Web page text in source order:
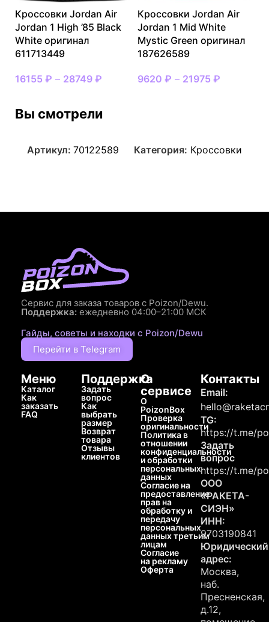
Кроссовки Jordan Air
Jordan 1 High ’85 Black
White оригинал
611713449
16155 ₽ – 28749 ₽
Кроссовки Jordan Air
Jordan 1 Mid White
Mystic Green оригинал
187626589
9620 ₽ – 21975 ₽
Вы смотрели
Артикул: 70122589 Категория: Кроссовки
Сервис для заказа товаров с Poizon/Dewu.
Поддержка: ежедневно 04:00–21:00 МСК
Гайды, советы и находки с Poizon/Dewu
Перейти в Telegram
Меню
Каталог
Как
заказать
FAQ
Поддержка
Задать
вопрос
Как
выбрать
размер
Возврат
товара
Отзывы
клиентов
О
сервисе
О
PoizonBox
Проверка
оригинальности
Политика в
отношении
конфиденциальности
и обработки
персональных
данных
Согласие на
предоставление
прав на
обработку и
передачу
персональных
данных третьим
лицам
Согласие
на рекламу
Оферта
Контакты
Email:
TG:
https://t.me/
Задать
вопрос
https://t.me/
ООО
«РАКЕТА-
СИЭН»
ИНН:
9703190841
Юридический
адрес:
Москва,
наб.
Пресненская,
д.12,